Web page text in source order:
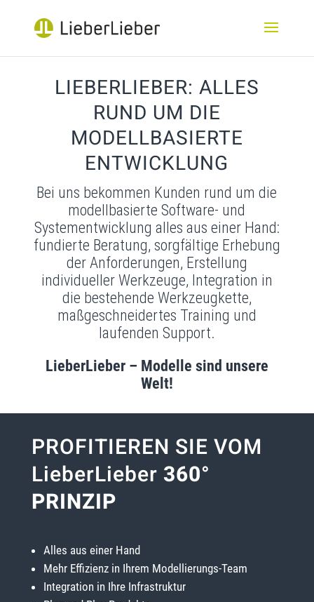
LIEBERLIEBER: ALLES
RUND UM DIE
MODELLBASIERTE
ENTWICKLUNG
Bei uns bekommen Kunden rund um die
modellbasierte Software- und
Systementwicklung alles aus einer Hand:
fundierte Beratung, sorgfältige Erhebung
der Anforderungen, Erstellung
individueller Werkzeuge, Integration in
die bestehende Werkzeugkette,
maßgeschneidertes Training und
laufenden Support.
LieberLieber – Modelle sind unsere
Welt!
PROFITIEREN SIE VOM
LieberLieber 360°
PRINZIP
Alles aus einer Hand
Mehr Effizienz in Ihrem Modellierungs-Team
Integration in Ihre Infrastruktur